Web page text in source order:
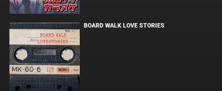
BOARD WALK LOVE STORIES